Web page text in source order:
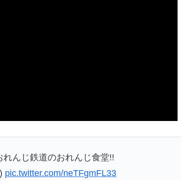
んじ鉄道のおれんじ食堂!!
pic.twitter.com/neTFgmFL33